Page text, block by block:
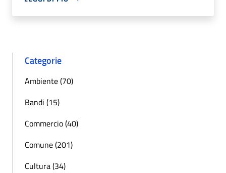
Categorie
Ambiente (70)
Bandi (15)
Commercio (40)
Comune (201)
Cultura (34)